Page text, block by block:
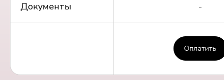
Документы -
Оплатить